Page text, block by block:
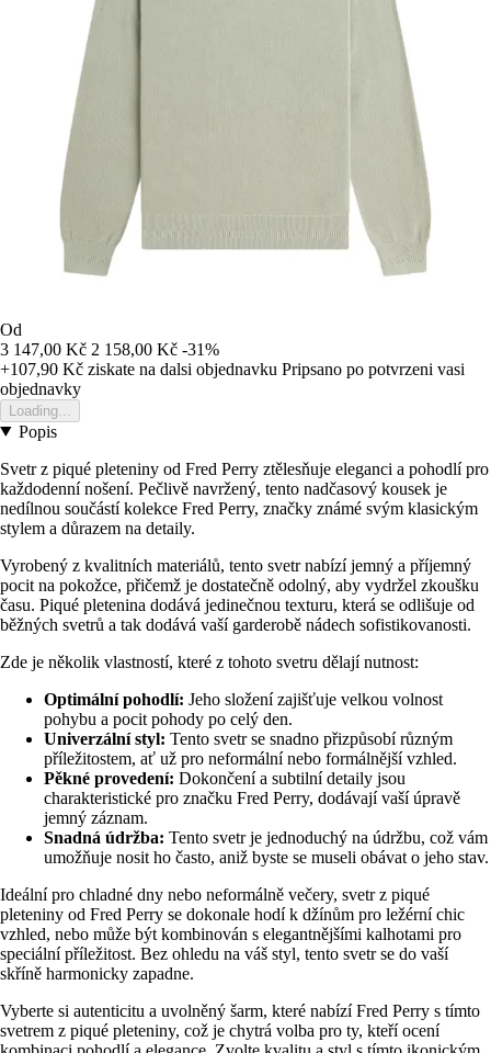
Od
3 147,00 Kč 2 158,00 Kč -31%
+107,90 Kč ziskate na dalsi objednavku Pripsano po potvrzeni vasi
objednavky
Loading...
Popis
Svetr z piqué pleteniny od Fred Perry ztělesňuje eleganci a pohodlí pro
každodenní nošení. Pečlivě navržený, tento nadčasový kousek je
nedílnou součástí kolekce Fred Perry, značky známé svým klasickým
stylem a důrazem na detaily.
Vyrobený z kvalitních materiálů, tento svetr nabízí jemný a příjemný
pocit na pokožce, přičemž je dostatečně odolný, aby vydržel zkoušku
času. Piqué pletenina dodává jedinečnou texturu, která se odlišuje od
běžných svetrů a tak dodává vaší garderobě nádech sofistikovanosti.
Zde je několik vlastností, které z tohoto svetru dělají nutnost:
Optimální pohodlí: Jeho složení zajišťuje velkou volnost
pohybu a pocit pohody po celý den.
Univerzální styl: Tento svetr se snadno přizpůsobí různým
příležitostem, ať už pro neformální nebo formálnější vzhled.
Pěkné provedení: Dokončení a subtilní detaily jsou
charakteristické pro značku Fred Perry, dodávají vaší úpravě
jemný záznam.
Snadná údržba: Tento svetr je jednoduchý na údržbu, což vám
umožňuje nosit ho často, aniž byste se museli obávat o jeho stav.
Ideální pro chladné dny nebo neformálně večery, svetr z piqué
pleteniny od Fred Perry se dokonale hodí k džínům pro ležérní chic
vzhled, nebo může být kombinován s elegantnějšími kalhotami pro
speciální příležitost. Bez ohledu na váš styl, tento svetr se do vaší
skříně harmonicky zapadne.
Vyberte si autenticitu a uvolněný šarm, které nabízí Fred Perry s tímto
svetrem z piqué pleteniny, což je chytrá volba pro ty, kteří ocení